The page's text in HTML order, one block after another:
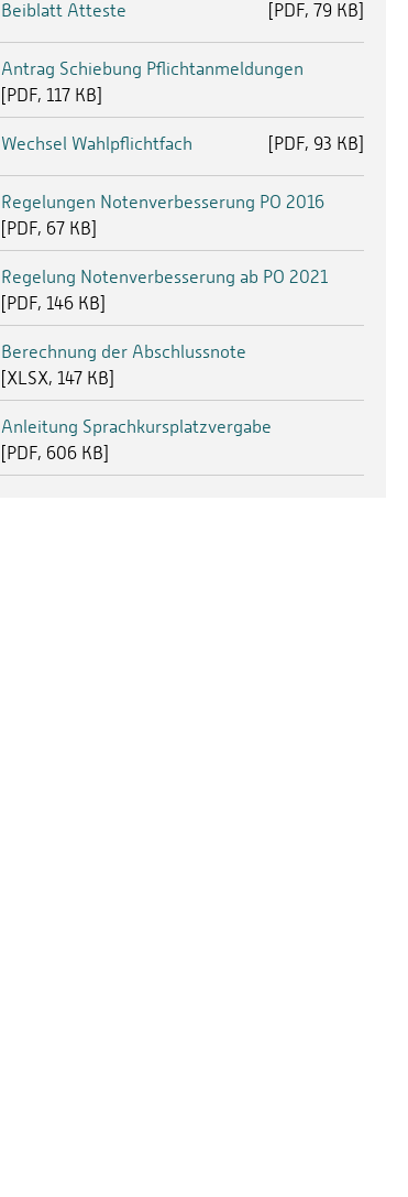
Beiblatt Atteste [PDF 79 KB]
Antrag Schiebung Pflichtanmeldungen
[PDF 117 KB]
Wechsel Wahlpflichtfach [PDF 93 KB]
Regelungen Notenverbesserung PO 2016
[PDF 67 KB]
Regelung Notenverbesserung ab PO 2021
[PDF 146 KB]
Berechnung der Abschlussnote
[XLSX 147 KB]
Anleitung Sprachkursplatzvergabe
[PDF 606 KB]